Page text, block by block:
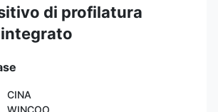
di profilatura
CINA
WINCOO